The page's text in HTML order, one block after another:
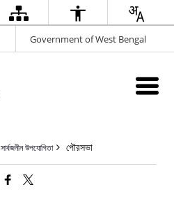
Government of West Bengal
সার্বজনীন উপযোগিতা পৌরসভা